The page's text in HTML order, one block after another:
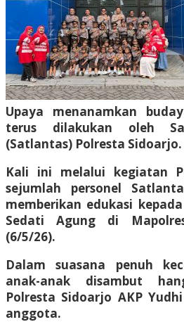
Upaya menanamkan
terus dilakukan oleh
(Satlantas) Polresta Sidoarjo.
Kali ini melalui kegiatan
sejumlah personel
memberikan edukasi
Sedati Agung di
(6/5/26).
Dalam suasana penuh
anak-anak disambut
Polresta Sidoarjo AKP
anggota.